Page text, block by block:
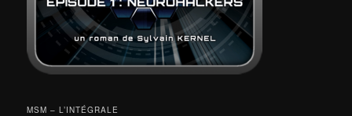
MSM – L’INTÉGRALE